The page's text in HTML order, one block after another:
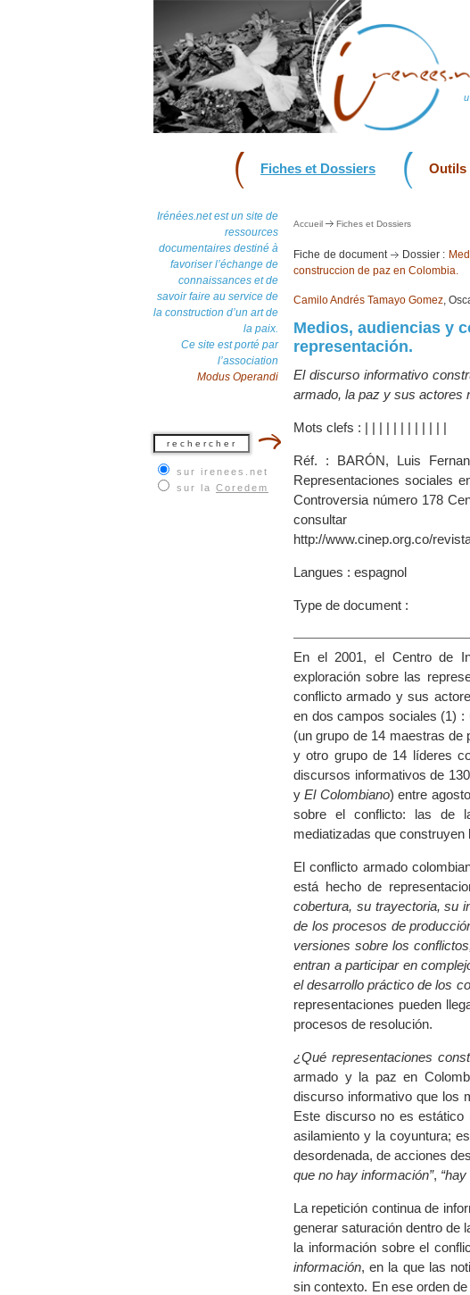
Fiches et Dossiers Outils
Irénées.net est un site de
ressources
documentaires destiné à
favoriser l’échange de
connaissances et de
savoir faire au service de
la construction d’un art de
la paix.
Ce site est porté par
l’association
Modus Operandi
sur irenees.net
sur la Coredem
Accueil Fiches et Dossiers
Fiche de document Dossier :
construccion de paz en Colombia.
Camilo Andrés Tamayo Gomez,
Medios, audiencias y
representación.
El discurso informativo
armado, la paz y sus actores
Mots clefs : | | | | | | | | | | | |
Réf. : BARÓN, Luis
Representaciones sociales
Controversia número 178
http://www.cinep.org.co/
Langues : espagnol
Type de document :
En el 2001, el Centro de
exploración sobre las
conflicto armado y sus
en dos campos sociales (1) :
(un grupo de 14 maestras de
y otro grupo de 14 líderes
discursos informativos de
yEl Colombiano) entre
sobre el conflicto: las de
mediatizadas que
El conflicto armado
está hecho de
cobertura, su trayectoria, su
de los procesos de
versiones sobre los
entran a participar en
el desarrollo práctico de los
representaciones pueden
procesos de resolución.
¿Qué representaciones
armado y la paz en
discurso informativo que los
Este discurso no es estático
asilamiento y la coyuntura;
desordenada, de acciones
que no hay información”,
La repetición continua de
generar saturación dentro de
la información sobre el
información, en la que las
sin contexto. En ese orden